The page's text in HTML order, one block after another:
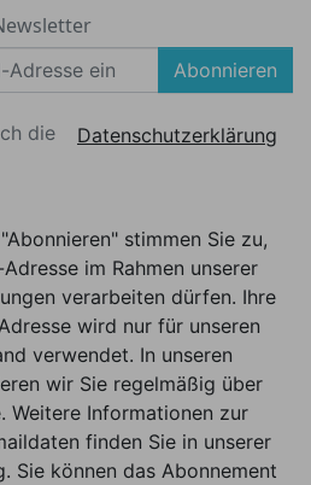
Abonnieren
die
Datenschutzerklärung
stimmen Sie zu,
im Rahmen unserer
verarbeiten dürfen. Ihre
wird nur für unseren
verwendet. In unseren
wir Sie regelmäßig über
Weitere Informationen zur
finden Sie in unserer
Sie können das Abonnement